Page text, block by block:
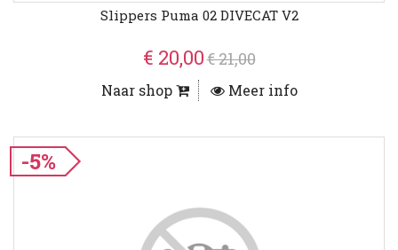
Slippers Puma 02 DIVECAT V2
€ 20,00€ 21,00
Naar shop Meer info
-5%